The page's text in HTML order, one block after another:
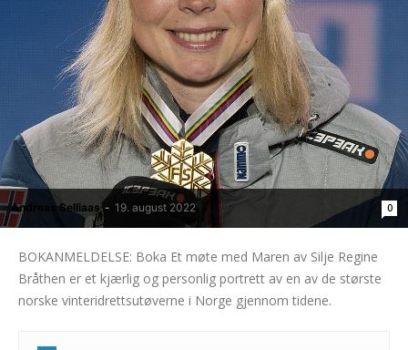
Andreas Selliaas - 19. august 2022 0
BOKANMELDELSE: Boka Et møte med Maren av Silje Regine
Bråthen er et kjærlig og personlig portrett av en av de største
norske vinteridrettsutøverne i Norge gjennom tidene.